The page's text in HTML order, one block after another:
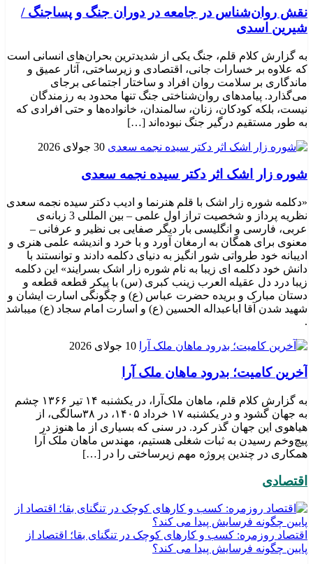
نقش روان‌شناس در جامعه در دوران جنگ و پساجنگ /
شیرین اسدی
به گزارش کلام قلم، جنگ یکی از شدیدترین بحران‌های انسانی است
که علاوه بر خسارات جانی، اقتصادی و زیرساختی، آثار عمیق و
ماندگاری بر سلامت روان افراد و ساختار اجتماعی برجای
می‌گذارد. پیامدهای روان‌شناختی جنگ تنها محدود به رزمندگان
نیست، بلکه کودکان، زنان، سالمندان، خانواده‌ها و حتی افرادی که
به طور مستقیم درگیر جنگ نبوده‌اند […]
30 جولای 2026
شوره زار اشک اثر دکتر سیده نجمه سعدی
«دکلمه شوره زار اشک با قلم هنرنما و ادیب دکتر سیده نجمه سعدی
نظریه پرداز و شخصیت تراز اول علمی – بین المللی 3 زبانه‌ی
عربی، فارسی و انگلیسی بار دیگر صفایی بی نظیر و عرفانی –
معنوی برای همگان به ارمغان آورد و با خرد و اندیشه علمی هنری و
ادیبانه خود طرواتی شور انگیز به دنیای دکلمه دادند و توانستند با
دانش خود دکلمه ای زیبا به نام شوره زار اشک بسرایند» این دکلمه
زیبا درد دل عقیله العرب زینب کبری (س) با پیکر قطعه قطعه و
دستان مبارک و بریده حضرت عباس (ع) و چگونگی اسارت ایشان و
شهید شدن آقا اباعبداله الحسین (ع) و اسارت امام سجاد (ع) میباشد
.
10 جولای 2026
​آخرین کامیت؛ بدرود ماهان ملک آرا
به گزارش کلام قلم، ماهان ملک‌آرا، در یکشنبه ۱۴ تیر ۱۳۶۶ چشم
به جهان گشود و در یکشنبه ۱۷ خرداد ۱۴۰۵، در ۳۸سالگی، از
هیاهوی این جهان گذر کرد. در سنی که بسیاری از ما هنوز در
پیچ‌وخم رسیدن به ثبات شغلی هستیم، مهندس ماهان ملک آرا
همکاری در چندین پروژه مهم زیرساختی را در […]
اقتصادی
اقتصاد روزمره: کسب‌ و کارهای کوچک در تنگنای بقا؛ اقتصاد از
پایین چگونه فرسایش پیدا می کند؟